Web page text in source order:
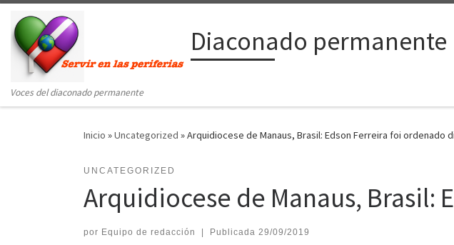
Saltar al contenido
Diaconado permanente
Voces del diaconado permanente
Inicio »Uncategorized »Arquidiocese de Manaus, Brasil: Edson Ferreira foi ordenado
UNCATEGORIZED
Arquidiocese de Manaus,
por Equipo de redacción Publicada 29/09/2019